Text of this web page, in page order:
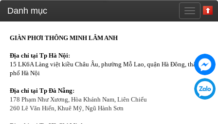
Danh mục
GIÀN PHƠI THÔNG MINH LÂM ANH
Địa chỉ tại Tp Hà Nội:
15 LK6A Làng việt kiều Châu Âu, phường Mỗ Lao, quận Hà Đông, thành
phố Hà Nội
Địa chỉ tại Tp Đà Nẵng:
178 Phạm Như Xương, Hòa Khánh Nam, Liên Chiểu
260 Lê Văn Hiến, Khuê Mỹ, Ngũ Hành Sơn